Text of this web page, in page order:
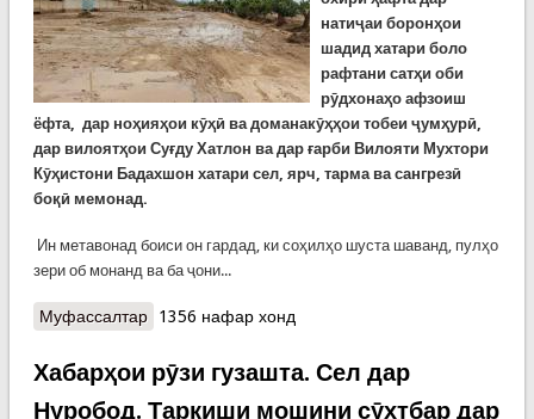
натиҷаи боронҳои
шадид хатари боло
рафтани сатҳи оби
рӯдхонаҳо афзоиш
ёфта, дар ноҳияҳои кӯҳӣ ва доманакӯҳҳои тобеи ҷумҳурӣ,
дар вилоятҳои Суғду Хатлон ва дар ғарби Вилояти Мухтори
Кӯҳистони Бадахшон хатари сел, ярч, тарма ва сангрезӣ
боқӣ мемонад.
Ин метавонад боиси он гардад, ки соҳилҳо шуста шаванд, пулҳо
зери об монанд ва ба ҷони...
Муфассалтаро Ҳавои номусоид то охири ҳафта боқӣ
1356 нафар хонд
Хабарҳои рӯзи гузашта. Сел дар
Нуробод. Таркиши мошини сӯхтбар дар